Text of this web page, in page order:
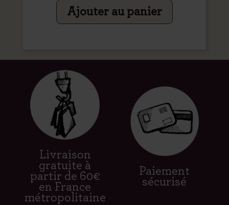
Ajouter au panier
Livraison
gratuite à
partir de 60€
en France
métropolitaine
Paiement
sécurisé